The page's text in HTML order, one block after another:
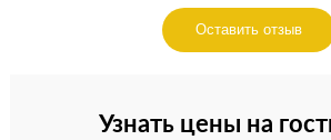
Оставить отзыв
Узнать цены на